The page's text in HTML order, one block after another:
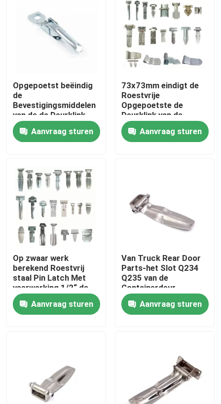
Huis
Ongeveer ons
Fabrieksreis
Kwaliteitscontrole
Contacteer ons
Inconel 600 Materiaal
Incoloy 800-materiaal
Inconel 718 Materiaal
Opgepoetst beëindig
de
Bevestigingsmiddelen
van de de Deurklink
van de
Vrachtwagenaanhangwagen
Aanvraag sturen
73x73mm eindigt de
Roestvrije
Opgepoetste de
Deurklink van de
Aanvraag sturen
Op zwaar werk
berekend Roestvrij
staal Pin Latch Met
veerwerking 1/2“ de
Klink van de de
Lentebout voor de
Poort van de
Aanvraag sturen
Van Truck Rear Door
Parts-het Slot Q234
Q235 van de
Containerdeur
Aanvraag sturen